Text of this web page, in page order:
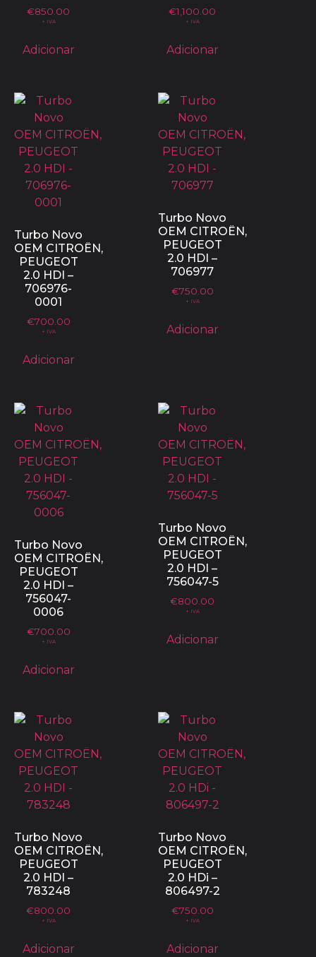
€850.00
+ IVA
Adicionar
€1,100.00
+ IVA
Adicionar
Turbo Novo
OEM CITROËN,
PEUGEOT
2.0 HDI –
706976-
0001
€700.00
+ IVA
Adicionar
Turbo Novo
OEM CITROËN,
PEUGEOT
2.0 HDI –
706977
€750.00
+ IVA
Adicionar
Turbo Novo
OEM CITROËN,
PEUGEOT
2.0 HDI –
756047-
0006
€700.00
+ IVA
Adicionar
Turbo Novo
OEM CITROËN,
PEUGEOT
2.0 HDI –
756047-5
€800.00
+ IVA
Adicionar
Turbo Novo
OEM CITROËN,
PEUGEOT
2.0 HDI –
783248
€800.00
+ IVA
Adicionar
Turbo Novo
OEM CITROËN,
PEUGEOT
2.0 HDi –
806497-2
€750.00
+ IVA
Adicionar